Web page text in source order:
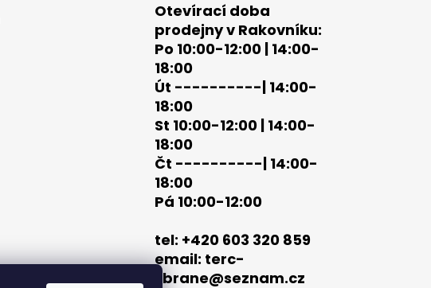
Otevírací doba
prodejny v Rakovníku:
Po 10:00-12:00 | 14:00-
18:00
Út ----------| 14:00-
18:00
St 10:00-12:00 | 14:00-
18:00
Čt ----------| 14:00-
18:00
Pá 10:00-12:00
tel: +420 603 320 859
email: terc-
zbrane@seznam.cz